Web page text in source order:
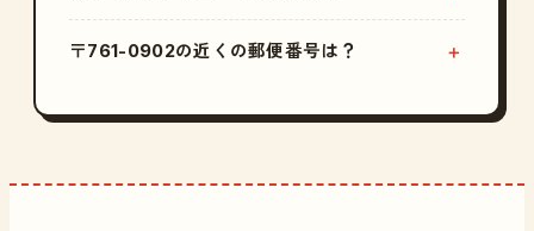
〒761-0902の近くの郵便番号は？